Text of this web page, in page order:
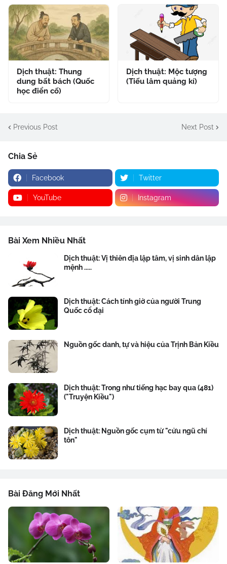
Dịch thuật: Thung
dung bất bách (Quốc
học điển cố)
Dịch thuật: Mộc tượng
(Tiếu lâm quảng kí)
Previous Post Next Post
Chia Sẻ
Facebook Twitter
YouTube Instagram
Bài Xem Nhiều Nhất
Dịch thuật: Vị thiên địa lập tâm, vị sinh dân lập
mệnh .....
Dịch thuật: Cách tính giờ của người Trung
Quốc cổ đại
Nguồn gốc danh, tự và hiệu của Trịnh Bản Kiều
Dịch thuật: Trong như tiếng hạc bay qua (481)
("Truyện Kiều")
Dịch thuật: Nguồn gốc cụm từ "cửu ngũ chí
tôn"
Bài Đăng Mới Nhất